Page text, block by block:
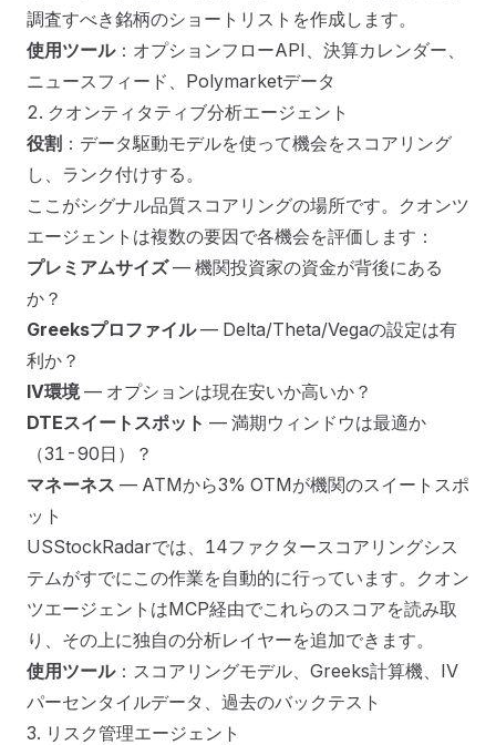
調査すべき銘柄のショートリストを作成します。
使用ツール：オプションフローAPI、決算カレンダー、
ニュースフィード、Polymarketデータ
2. クオンティタティブ分析エージェント
役割 ：データ駆動モデルを使って機会をスコアリング
し、ランク付けする。
ここがシグナル品質スコアリングの場所です。クオンツ
エージェントは複数の要因で各機会を評価します：
プレミアムサイズ— 機関投資家の資金が背後にある
か？
Greeksプロファイル— Delta/Theta/Vegaの設定は有
利か？
IV環境— オプションは現在安いか高いか？
DTEスイートスポット — 満期ウィンドウは最適か
（31-90日）？
マネーネス — ATMから3% OTMが機関のスイートスポ
ット
USStockRadarでは、14ファクタースコアリングシス
テムがすでにこの作業を自動的に行っています。クオン
ツエージェントはMCP経由でこれらのスコアを読み取
り、その上に独自の分析レイヤーを追加できます。
使用ツール：スコアリングモデル、Greeks計算機、IV
パーセンタイルデータ、過去のバックテスト
3. リスク管理エージェント